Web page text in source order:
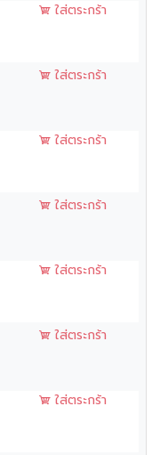
ใส่ตระกร้า
ใส่ตระกร้า
ใส่ตระกร้า
ใส่ตระกร้า
ใส่ตระกร้า
ใส่ตระกร้า
ใส่ตระกร้า